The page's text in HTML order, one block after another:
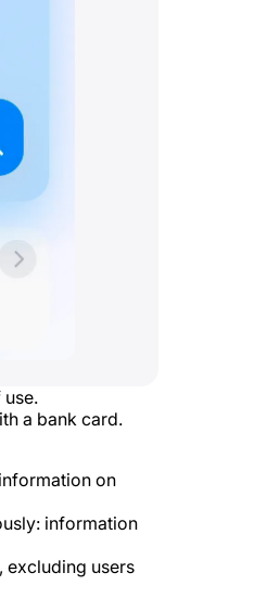
a bank card.
on
information
users